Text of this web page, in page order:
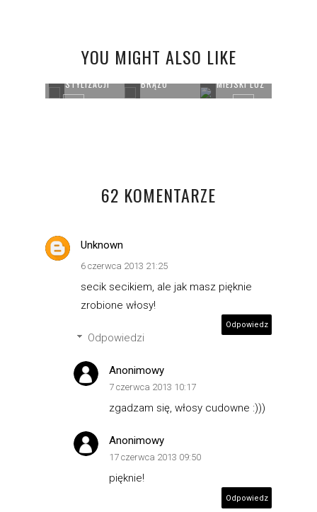
YOU MIGHT ALSO LIKE
KULOTY W
STYLIZACJI
BRĄZU
MIEJSKI LUZ
62 KOMENTARZE
Unknown
6 czerwca 2013 21:25
secik secikiem, ale jak masz pięknie
zrobione włosy!
Odpowiedz
Odpowiedzi
Anonimowy
7 czerwca 2013 10:17
zgadzam się, włosy cudowne :)))
Anonimowy
17 czerwca 2013 09:50
pięknie!
Odpowiedz